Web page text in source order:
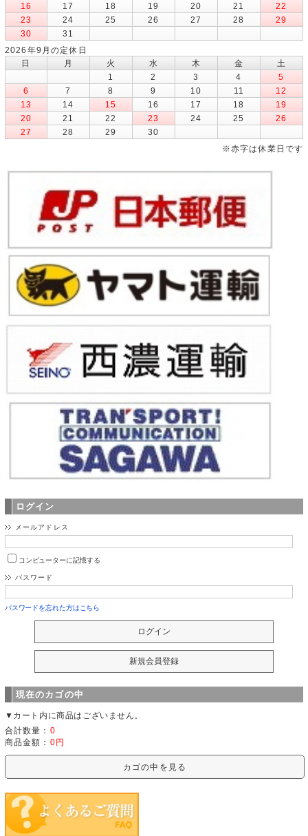
16
17 18 19 20 21
22
23
24 25 26 27 28
29
30
31
2026年9月の定休日
日
月 火 水 木 金
土
1
2 3 4
5
6
7 8 9 10 11
12
13
14 15 16 17 18
19
20
21 22 23 24 25
26
27
28 29
30
※赤字は休業日です
ログイン
メールアドレス
コンピューターに記憶する
パスワード
パスワードを忘れた方はこちら
現在のカゴの中
▼カート内に商品はございません。
合計数量： 0
商品金額： 0円
カゴの中を見る